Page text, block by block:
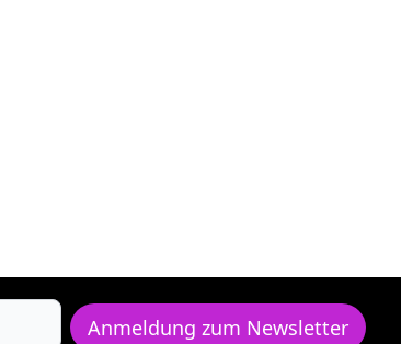
Anmeldung zum Newsletter